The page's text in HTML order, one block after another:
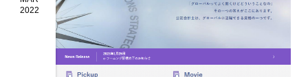
2022